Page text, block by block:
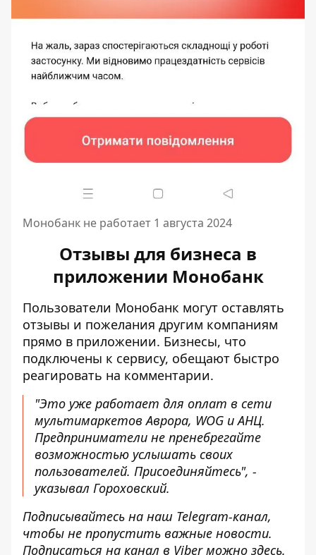
Монобанк не работает 1 августа 2024
Отзывы для бизнеса в
приложении Монобанк
Пользователи Монобанк могут оставлять
отзывы и пожелания другим компаниям
прямо в приложении. Бизнесы, что
подключены к сервису, обещают быстро
реагировать на комментарии.
"Это уже работает для оплат в сети
мультимаркетов Аврора, WOG и АНЦ.
Предприниматели не пренебрегайте
возможностью услышать своих
пользователей. Присоединяйтесь", -
указывал Гороховский.
Подписывайтесь на наш Telegram-канал,
чтобы не пропустить важные новости.
Подписаться на канал в Viber можно здесь.